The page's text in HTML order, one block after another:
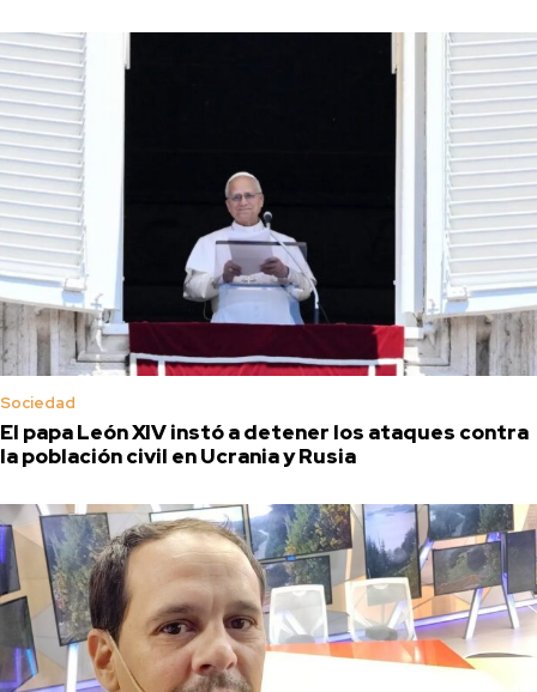
Sociedad
El papa León XIV instó a detener los ataques contra
la población civil en Ucrania y Rusia